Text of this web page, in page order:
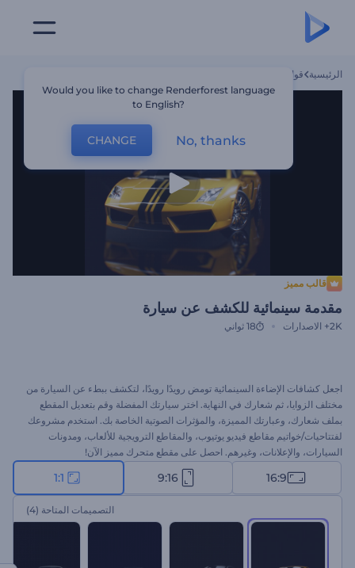
الرئيسية قوالب
قالب مميز
مقدمة سينمائية للكشف عن سيارة
2K+ الاصدارات 18 ثواني
اجعل كشافات الإضاءة السينمائية تومض رويدًا رويدًا، لتكشف ببطء عن السيارة من
مختلف الزوايا، ثم شعارك في النهاية. اختر سيارتك المفضلة وقم بتعديل المقطع
بملف شعارك، وعبارتك المميزة، والمؤثرات الصوتية الخاصة بك. استخدم مشروعك
لفتتاحيات/خواتيم مقاطع فيديو يوتيوب، والمقاطع الترويجية للألعاب، ومدونات
السيارات، والإعلانات، وغيرهم. احصل على مقطع متحرك مميز الآن!
16:9
9:16
1:1
التصميمات المتاحة (4)
Would you like to change Renderforest language
to English?
CHANGE No, thanks